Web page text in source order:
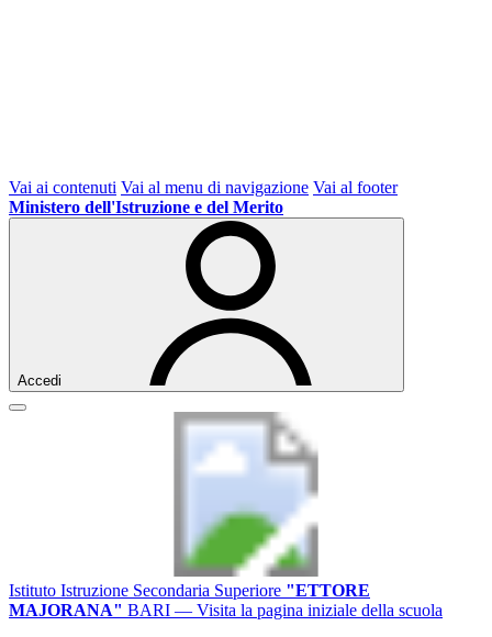
Vai ai contenuti Vai al menu di navigazione Vai al footer
Ministero dell'Istruzione e del Merito
Accedi
Istituto Istruzione Secondaria Superiore "ETTORE
MAJORANA" BARI — Visita la pagina iniziale della scuola